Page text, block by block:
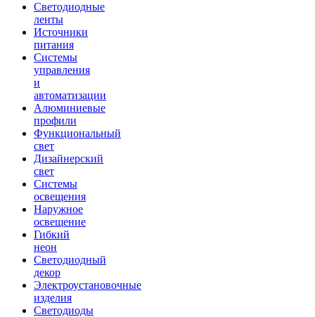
Светодиодные
ленты
Источники
питания
Системы
управления
и
автоматизации
Алюминиевые
профили
Функциональный
свет
Дизайнерский
свет
Системы
освещения
Наружное
освещение
Гибкий
неон
Светодиодный
декор
Электроустановочные
изделия
Светодиоды